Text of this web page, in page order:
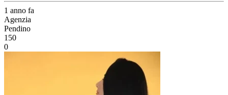
1 anno fa
Agenzia
Pendino
150
0